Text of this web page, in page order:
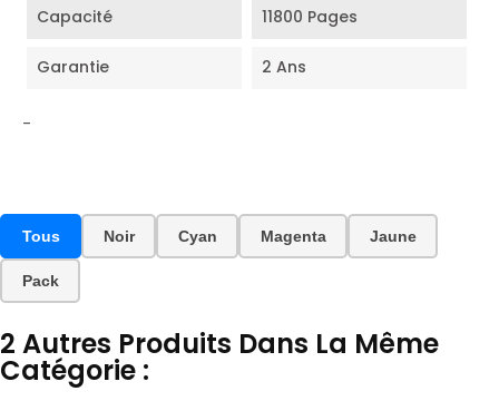
Capacité 11800 Pages
Garantie 2 Ans
-
Tous Noir Cyan Magenta Jaune
Pack
2 Autres Produits Dans La Même
Catégorie :